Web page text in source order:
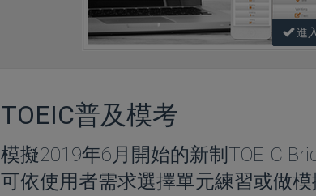
進
TOEIC普及模考
模擬2019年6月開始的新制TOEIC
可依使用者需求選擇單元練習或做